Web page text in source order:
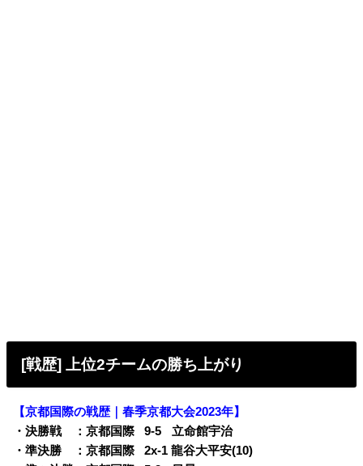
[戦歴] 上位2チームの勝ち上がり
【京都国際の戦歴｜春季京都大会2023年】
・決勝戦 ：京都国際
09-5
立命館宇治
・準決勝 ：京都国際
02x-1 龍谷大平安(10)